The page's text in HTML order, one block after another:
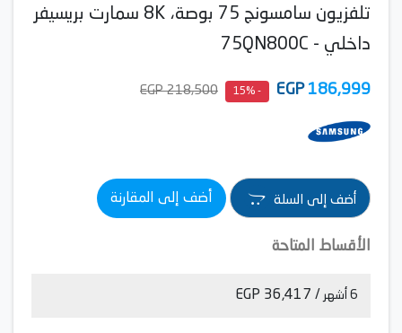
تلفزيون سامسونج 75 بوصة، 8K سمارت بريسيفر
داخلي - 75QN800C
186,999
EGP
- 15%
218,500 EGP
أضف إلى السلة أضف إلى المقارنة
الأقساط المتاحة
6 أشهر / 36,417 EGP